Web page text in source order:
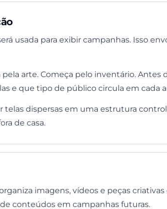
usada para exibir campanhas. Isso
arte. Começa pelo inventário.
e que tipo de público circula em cada
dispersas em uma estrutura
de casa.
imagens, vídeos e peças
conteúdos em campanhas futuras.